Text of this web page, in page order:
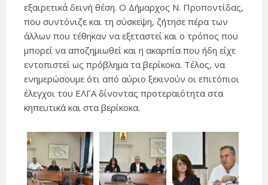
εξαιρετικά δεινή θέση. Ο Δήμαρχος Ν. Προποντίδας,
που συντόνιζε και τη σύσκεψη, ζήτησε πέρα των
άλλων που τέθηκαν να εξεταστεί και ο τρόπος που
μπορεί να αποζημιωθεί και η ακαρπία που ήδη είχε
εντοπιστεί ως πρόβλημα τα βερίκοκα. Τέλος, να
ενημερώσουμε ότι από αύριο ξεκινούν οι επιτόπιοι
έλεγχοι του ΕΛΓΑ δίνοντας προτεραιότητα στα
κηπευτικά και στα βερίκοκα.